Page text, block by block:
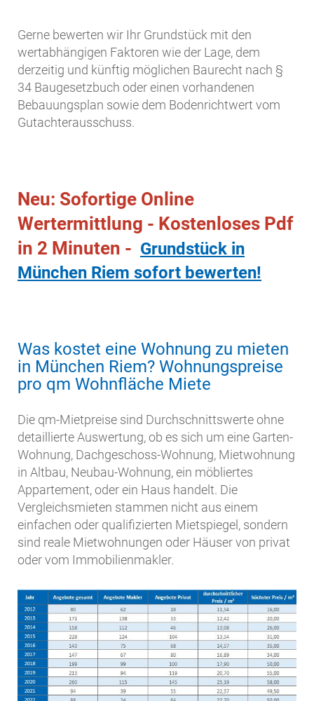
Gerne bewerten wir Ihr Grundstück mit den
wertabhängigen Faktoren wie der Lage, dem
derzeitig und künftig möglichen Baurecht nach §
34 Baugesetzbuch oder einen vorhandenen
Bebauungsplan sowie dem Bodenrichtwert vom
Gutachterausschuss.
Neu: Sofortige Online
Wertermittlung - Kostenloses Pdf
in 2 Minuten - Grundstück in
München Riem sofort bewerten!
Was kostet eine Wohnung zu mieten
in München Riem? Wohnungspreise
pro qm Wohnfläche Miete
Die qm-Mietpreise sind Durchschnittswerte ohne
detaillierte Auswertung, ob es sich um eine Garten-
Wohnung, Dachgeschoss-Wohnung, Mietwohnung
in Altbau, Neubau-Wohnung, ein möbliertes
Appartement, oder ein Haus handelt. Die
Vergleichsmieten stammen nicht aus einem
einfachen oder qualifizierten Mietspiegel, sondern
sind reale Mietwohnungen oder Häuser von privat
oder vom Immobilienmakler.